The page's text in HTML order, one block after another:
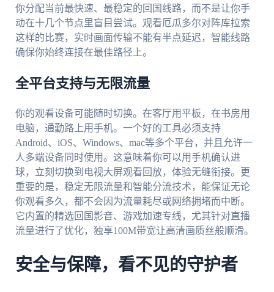
你分配当前最快速、最稳定的回国线路，而不是让你手
动在十几个节点里盲目尝试。观看厄瓜多尔对阵库拉索
这样的比赛，实时画面传输不能有半点延迟，智能线路
确保你始终连接在最佳路径上。
全平台支持与无限流量
你的观看设备可能随时切换。在客厅用平板，在书房用
电脑，通勤路上用手机。一个好的工具必须支持
Android、iOS、Windows、mac等多个平台，并且允许一
人多端设备同时使用。这意味着你可以用手机确认进
球，立刻切换到电视大屏观看回放，体验无缝衔接。更
重要的是，稳定无限流量和智能分流技术，能保证无论
你观看多久，都不会因为流量耗尽或网络拥堵而中断。
它内置的精选回国影音、游戏加速专线，尤其针对直播
流量进行了优化，独享100M带宽让高清画质丝般顺滑。
安全与保障，看不见的守护者